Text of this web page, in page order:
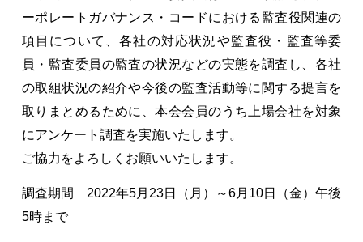
ーポレートガバナンス・コードにおける監査役関連の
項目について、各社の対応状況や監査役・監査等委
員・監査委員の監査の状況などの実態を調査し、各社
の取組状況の紹介や今後の監査活動等に関する提言を
取りまとめるために、本会会員のうち上場会社を対象
にアンケート調査を実施いたします。
ご協力をよろしくお願いいたします。
調査期間 2022年5月23日（月）～6月10日（金）午後
5時まで